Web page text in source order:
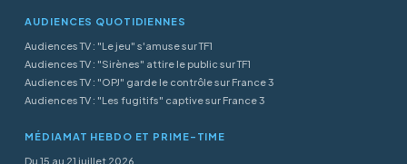
AUDIENCES QUOTIDIENNES
Audiences TV : "Le jeu" s'amuse sur TF1
Audiences TV : "Sirènes" attire le public sur TF1
Audiences TV : "OPJ" garde le contrôle sur France 3
Audiences TV : "Les fugitifs" captive sur France 3
MÉDIAMAT HEBDO ET PRIME-TIME
Du 15 au 21 juillet 2026